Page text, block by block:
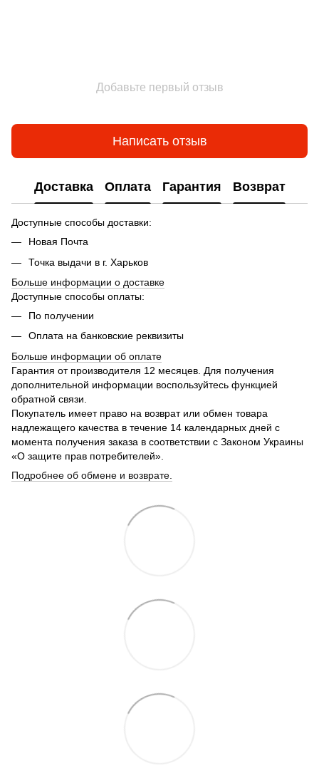
Добавьте первый отзыв
Написать отзыв
Доставка Оплата Гарантия Возврат
Доступные способы доставки:
Новая Почта
Точка выдачи в г. Харьков
Больше информации о доставке
Доступные способы оплаты:
По получении
Оплата на банковские реквизиты
Больше информации об оплате
Гарантия от производителя 12 месяцев. Для получения
дополнительной информации воспользуйтесь функцией
обратной связи.
Покупатель имеет право на возврат или обмен товара
надлежащего качества в течение 14 календарных дней с
момента получения заказа в соответствии с Законом Украины
«О защите прав потребителей».
Подробнее об обмене и возврате.